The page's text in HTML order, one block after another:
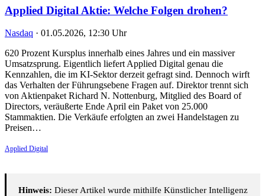
Applied Digital Aktie: Welche Folgen drohen?
Nasdaq · 01.05.2026, 12:30 Uhr
620 Prozent Kursplus innerhalb eines Jahres und ein massiver
Umsatzsprung. Eigentlich liefert Applied Digital genau die
Kennzahlen, die im KI-Sektor derzeit gefragt sind. Dennoch wirft
das Verhalten der Führungsebene Fragen auf. Direktor trennt sich
von Aktienpaket Richard N. Nottenburg, Mitglied des Board of
Directors, veräußerte Ende April ein Paket von 25.000
Stammaktien. Die Verkäufe erfolgten an zwei Handelstagen zu
Preisen…
Applied Digital
Hinweis: Dieser Artikel wurde mithilfe Künstlicher Intelligenz